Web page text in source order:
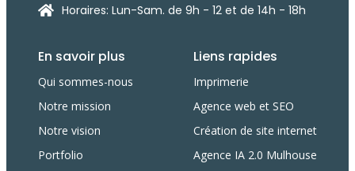
Horaires: Lun-Sam. de 9h - 12 et de 14h - 18h
En savoir plus
Qui sommes-nous
Notre mission
Notre vision
Portfolio
Liens rapides
Imprimerie
Agence web et SEO
Création de site internet
Agence IA 2.0 Mulhouse